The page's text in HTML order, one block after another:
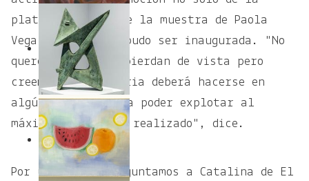
plataforma sino de la muestra de Paola
Vega que tampoco pudo ser inaugurada. "No
queremos que nos pierdan de vista pero
creemos que la feria deberá hacerse en
algún momento para poder explotar al
máximo el trabajo realizado", dice.
Por último le preguntamos a Catalina de El